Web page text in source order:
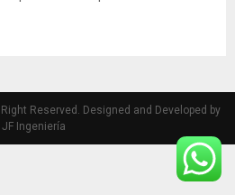
Reserved. Designed and Developed by
JF Ingeniería